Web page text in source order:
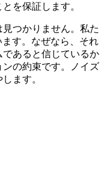
を保証します。
つかりません。私た
ます。なぜなら、それ
あると信じているか
の約束です。ノイズ
ます。